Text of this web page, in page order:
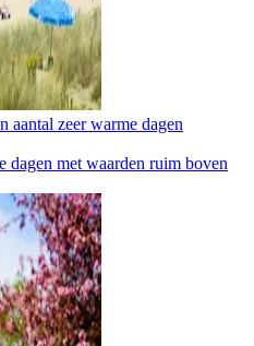
aantal zeer warme dagen
dagen met waarden ruim boven